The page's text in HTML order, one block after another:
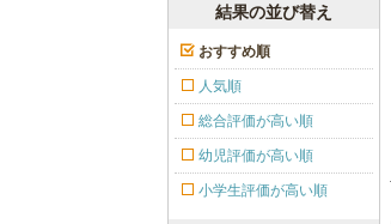
結果の並び替え
おすすめ順
人気順
総合評価が高い順
幼児評価が高い順
小学生評価が高い順